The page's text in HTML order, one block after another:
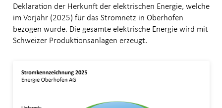
Deklaration der Herkunft der elektrischen Energie, welche
im Vorjahr (2025) für das Stromnetz in Oberhofen
bezogen wurde. Die gesamte elektrische Energie wird mit
Schweizer Produktionsanlagen erzeugt.